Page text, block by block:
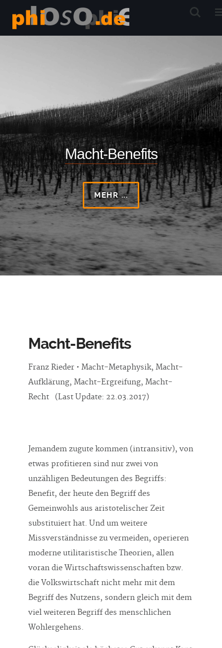
Macht-Benefits
MEHR ...
Macht-Benefits
Franz Rieder • Macht-Metaphysik, Macht-
Aufklärung, Macht-Ergreifung, Macht-
Recht (Last Update: 22.03.2017)
Jemandem zugute kommen (intransitiv), von
etwas profitieren sind nur zwei von
unzähligen Bedeutungen des Begriffs:
Benefit, der heute den Begriff des
Gemeinwohls aus aristotelischer Zeit
substituiert hat. Und um weitere
Missverständnisse zu vermeiden, operieren
moderne utilitaristische Theorien, allen
voran die Wirtschaftswissenschaften bzw.
die Volkswirtschaft nicht mehr mit dem
Begriff des Nutzens, sondern gleich mit dem
viel weiteren Begriff des menschlichen
Wohlergehens.